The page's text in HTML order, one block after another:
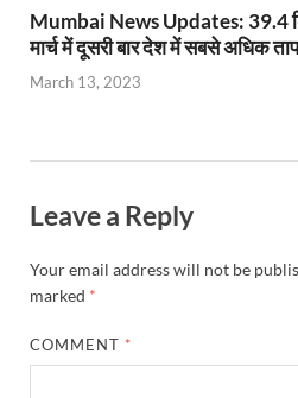
Mumbai News Updates: 39.4
मार्च में दूसरी बार देश में सबसे अधिक
March 13, 2023
Leave a Reply
Your email address will not be
marked *
COMMENT *